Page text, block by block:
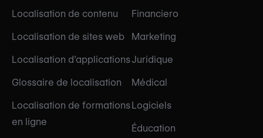
Localisation de contenu
Localisation de sites web
Localisation d’applications
Glossaire de localisation
Localisation de formations
en ligne
Financiero
Marketing
Juridique
Médical
Logiciels
Éducation